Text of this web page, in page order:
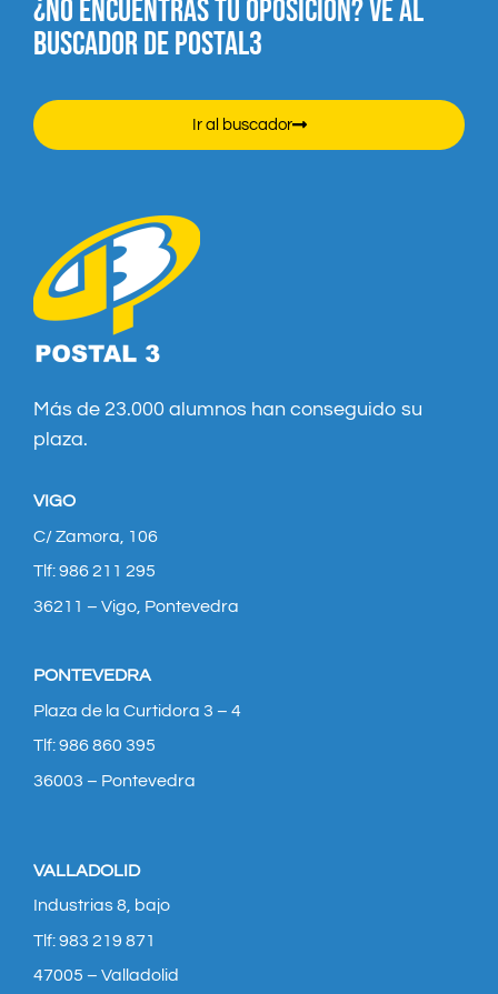
¿NO ENCUENTRAS TU OPOSICIÓN? VE AL
BUSCADOR DE POSTAL3
Ir al buscador
Más de 23.000 alumnos han conseguido su
plaza.
VIGO
C/ Zamora, 106
Tlf: 986 211 295
36211 – Vigo, Pontevedra
PONTEVEDRA
Plaza de la Curtidora 3 – 4
Tlf: 986 860 395
36003 – Pontevedra
VALLADOLID
Industrias 8, bajo
Tlf: 983 219 871
47005 – Valladolid